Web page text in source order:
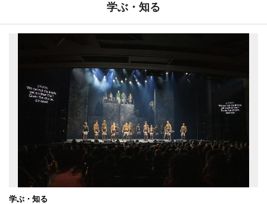
学ぶ・知る
学ぶ・知る